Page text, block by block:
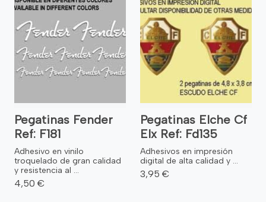
Pegatinas Fender
Ref: F181
Adhesivo en vinilo
troquelado de gran calidad
y resistencia al ...
4,50 €
Pegatinas Elche Cf
Elx Ref: Fd135
Adhesivos en impresión
digital de alta calidad y ...
3,95 €